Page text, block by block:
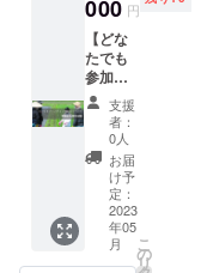
す。 横
色・素
材はお
任せと
なりま
す。 <
菅布と
は> 菅
を機織
機で織
り上げ
まし
た。小
(30分程
度) ( 小
学生以
上～大
人の方
を対象)
日程：
2023年
5～6月
開催予
定 1か
月前に
頂いた
000 円
【どな
たでも
参加
可】 ク
ラウド
ファン
ディン
グ限定
イベン
ト 安藤
有希子
と菅田
で菅仕
支援
者：
0人
お届
け予
定：
2023
年05
月
こ
の
リ